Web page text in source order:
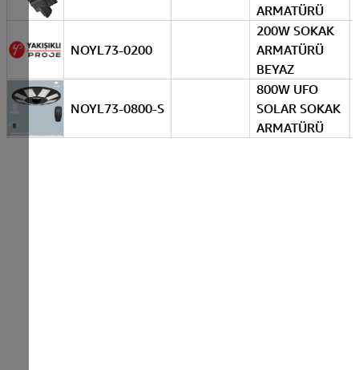
ARMATÜRÜ
NOYL73-0200
200W SOKAK
ARMATÜRÜ
BEYAZ
NOYL73-0800-S
800W UFO
SOLAR SOKAK
ARMATÜRÜ